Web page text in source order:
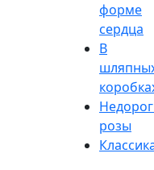
форме
сердца
В
розы